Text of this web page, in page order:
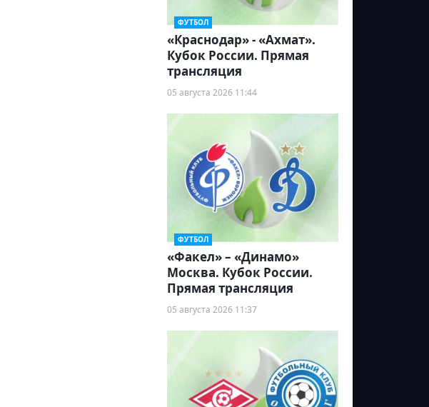
ФУТБОЛ
«Краснодар» - «Ахмат».
Кубок России. Прямая
трансляция
05 августа 2026 11:44
ФУТБОЛ
«Факел» – «Динамо»
Москва. Кубок России.
Прямая трансляция
05 августа 2026 11:37